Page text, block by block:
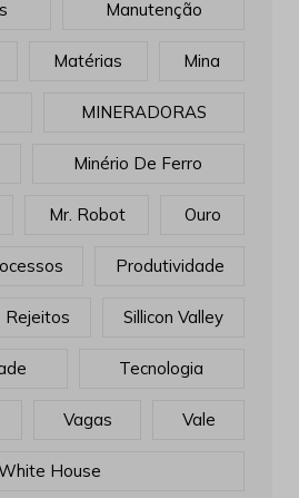
Manutenção
Matérias Mina
MINERADORAS
Minério De Ferro
Mr. Robot Ouro
Produtividade
Rejeitos Sillicon Valley
Tecnologia
Vagas Vale
House